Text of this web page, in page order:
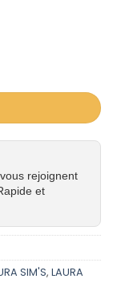
au beurre
rejoignent
et
SIM'S, LAURA